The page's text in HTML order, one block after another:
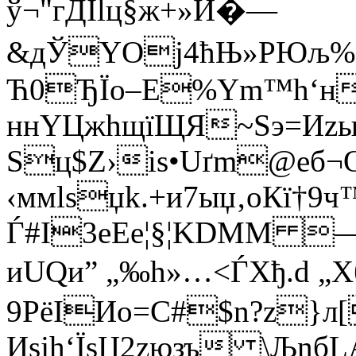
ў¬"гДЇlц§ж+»Й�—
ннYЦжhщїЩЯ
Ѕц$Z›
Ѓ#I3eEе¦§¦KDММ
иUQи” „‰h»…<ЃXђ.d
Иѕјh­‘ЇsЏ2zюзъ